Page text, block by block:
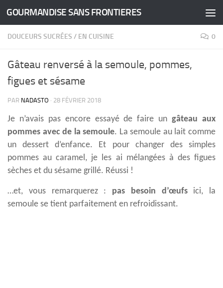
Skip to content
GOURMANDISE SANS FRONTIERES
DOUCEURS SUCRÉES / EN CUISINE 0
Gâteau renversé à la semoule, pommes,
figues et sésame
PAR NADASTO · 28 FÉVRIER 2018
Je n’avais pas encore essayé de faire ungâteau aux
pommes avec de la semoule. La semoule au lait comme
un dessert d’enfance. Et pour changer des simples
pommes au caramel, je les ai mélangées à des figues
sèches et du sésame grillé. Réussi !
…et, vous remarquerez : pas besoin d’œufsici, la
semoule se tient parfaitement en refroidissant.